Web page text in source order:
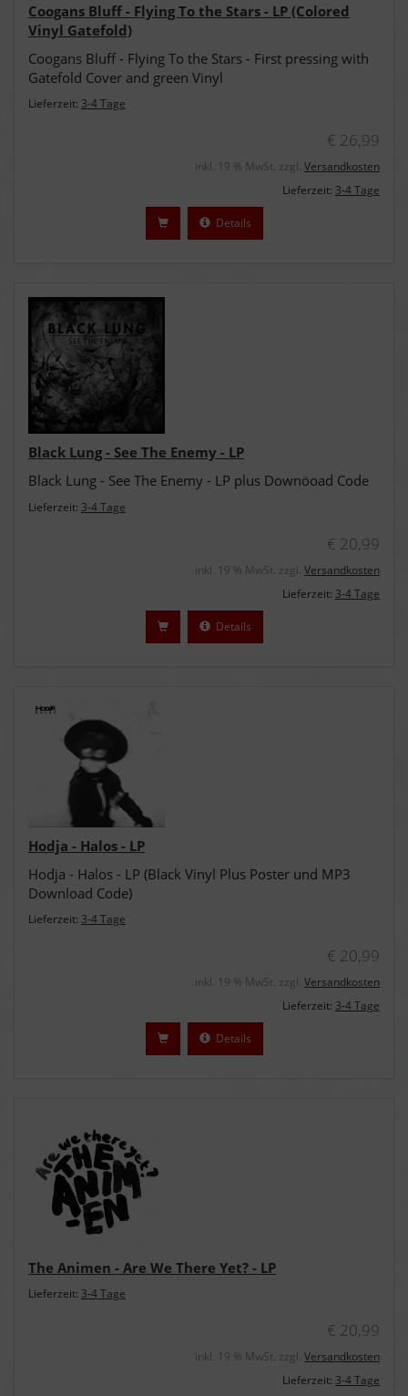
Coogans Bluff - Flying To the Stars - LP (Colored
Vinyl Gatefold)
Coogans Bluff - Flying To the Stars - First pressing with
Gatefold Cover and green Vinyl
Lieferzeit: 3-4 Tage
€ 26,99
inkl. 19 % MwSt. zzgl. Versandkosten
Lieferzeit: 3-4 Tage
Details
Black Lung - See The Enemy - LP
Black Lung - See The Enemy - LP plus Downöoad Code
Lieferzeit: 3-4 Tage
€ 20,99
inkl. 19 % MwSt. zzgl. Versandkosten
Lieferzeit: 3-4 Tage
Details
Hodja - Halos - LP
Hodja - Halos - LP (Black Vinyl Plus Poster und MP3
Download Code)
Lieferzeit: 3-4 Tage
€ 20,99
inkl. 19 % MwSt. zzgl. Versandkosten
Lieferzeit: 3-4 Tage
Details
The Animen - Are We There Yet? - LP
Lieferzeit: 3-4 Tage
€ 20,99
inkl. 19 % MwSt. zzgl. Versandkosten
Lieferzeit: 3-4 Tage